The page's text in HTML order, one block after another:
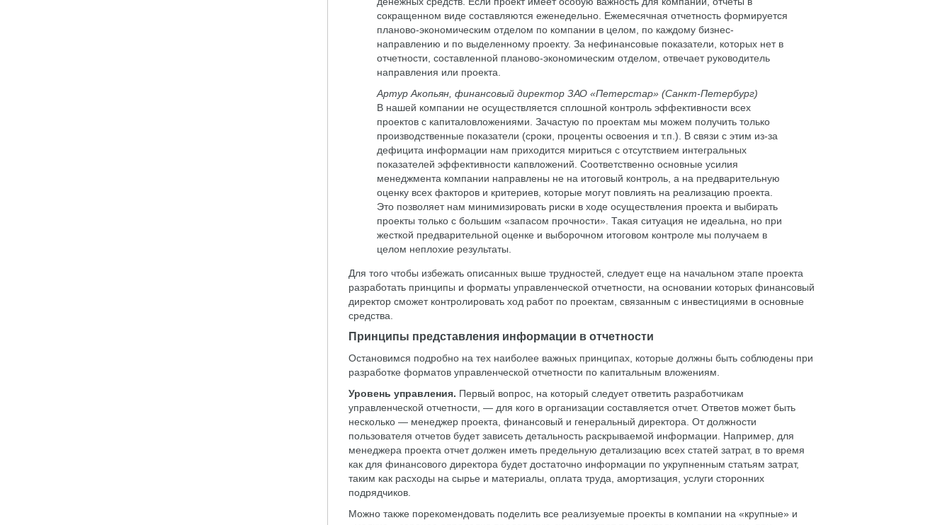
сокращенном виде составляются еженедельно. Ежемесячная отчетность формируется
планово-экономическим отделом по компании в целом, по каждому бизнес-
направлению и по выделенному проекту. За нефинансовые показатели, которых нет в
отчетности, составленной планово-экономическим отделом, отвечает руководитель
направления или проекта.
Артур Акопьян, финансовый директор ЗАО «Петерстар» (Санкт-Петербург)
В нашей компании не осуществляется сплошной контроль эффективности всех
проектов с капиталовложениями. Зачастую по проектам мы можем получить только
производственные показатели (сроки, проценты освоения и т.п.). В связи с этим из-за
дефицита информации нам приходится мириться с отсутствием интегральных
показателей эффективности капвложений. Соответственно основные усилия
менеджмента компании направлены не на итоговый контроль, а на предварительную
оценку всех факторов и критериев, которые могут повлиять на реализацию проекта.
Это позволяет нам минимизировать риски в ходе осуществления проекта и выбирать
проекты только с большим «запасом прочности». Такая ситуация не идеальна, но при
жесткой предварительной оценке и выборочном итоговом контроле мы получаем в
целом неплохие результаты.
Для того чтобы избежать описанных выше трудностей, следует еще на начальном этапе проекта
разработать принципы и форматы управленческой отчетности, на основании которых финансовый
директор сможет контролировать ход работ по проектам, связанным с инвестициями в основные
средства.
Принципы представления информации в отчетности
Остановимся подробно на тех наиболее важных принципах, которые должны быть соблюдены при
разработке форматов управленческой отчетности по капитальным вложениям.
Уровень управления. Первый вопрос, на который следует ответить разработчикам
управленческой отчетности, — для кого в организации составляется отчет. Ответов может быть
несколько — менеджер проекта, финансовый и генеральный директора. От должности
пользователя отчетов будет зависеть детальность раскрываемой информации. Например, для
менеджера проекта отчет должен иметь предельную детализацию всех статей затрат, в то время
как для финансового директора будет достаточно информации по укрупненным статьям затрат,
таким как расходы на сырье и материалы, оплата труда, амортизация, услуги сторонних
подрядчиков.
Можно также порекомендовать поделить все реализуемые проекты в компании на «крупные» и